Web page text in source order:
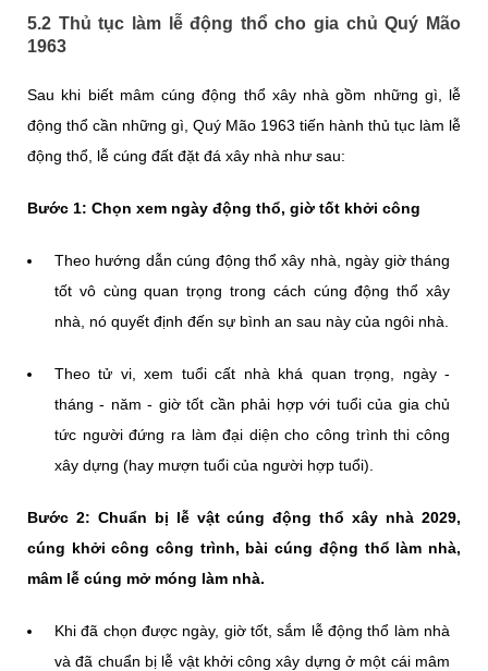
5.2 Thủ tục làm lễ động thổ cho gia chủ Quý Mão
1963
Sau khi biết mâm cúng động thổ xây nhà gồm những gì, lễ
động thổ cần những gì, Quý Mão 1963 tiến hành thủ tục làm lễ
động thổ, lễ cúng đất đặt đá xây nhà như sau:
Bước 1: Chọn xem ngày động thổ, giờ tốt khởi công
Theo hướng dẫn cúng động thổ xây nhà, ngày giờ tháng
tốt vô cùng quan trọng trong cách cúng động thổ xây
nhà, nó quyết định đến sự bình an sau này của ngôi nhà.
Theo tử vi, xem tuổi cất nhà khá quan trọng, ngày -
tháng - năm - giờ tốt cần phải hợp với tuổi của gia chủ
tức người đứng ra làm đại diện cho công trình thi công
xây dựng (hay mượn tuổi của người hợp tuổi).
Bước 2: Chuẩn bị lễ vật cúng động thổ xây nhà 2029,
cúng khởi công công trình, bài cúng động thổ làm nhà,
mâm lễ cúng mở móng làm nhà.
Khi đã chọn được ngày, giờ tốt, sắm lễ động thổ làm nhà
và đã chuẩn bị lễ vật khởi công xây dựng ở một cái mâm